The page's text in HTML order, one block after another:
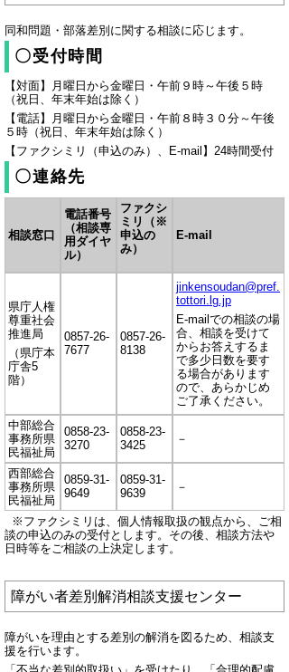
同和問題・部落差別に関する相談に応じます。
〇受付時間
【対面】月曜日から金曜日・午前９時～午後５時
（祝日、年末年始は除く）
【電話】月曜日から金曜日・午前８時３０分～午後
５時（祝日、年末年始は除く）
【ファクシミリ（申込のみ）、E-mail】24時間受付
〇連絡先
相談窓口
電話番号
（相談専
用ダイヤ
ル）
ファクシ
ミリ（※
申込の
み）
E-mail
県庁人権
尊重社会
推進局
（県庁本
庁舎5
階）
0857-26-
7677
0857-26-
8138
jinkensoudan@pref.
tottori.lg.jp
E-mailでの相談の場
合、相談を受けて
からお答えするま
で多少日数を要す
る場合があります
ので、あらかじめ
ご了承ください。
中部総合
事務所県
民福祉局
0858-23-
3270
0858-23-
3425
－
西部総合
事務所県
民福祉局
0859-31-
9649
0859-31-
9639
－
※ファクシミリは、個人情報取扱の観点から、ご相
談の申込のみの受付とします。その後、相談方法や
日時等をご相談の上決定します。
障がい者差別解消相談支援センター
障がいを理由とする差別の解消を図るため、相談支
援を行います。